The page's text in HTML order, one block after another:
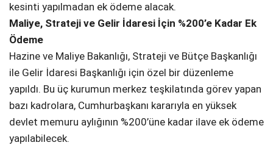
kesinti yapılmadan ek ödeme alacak.
Maliye, Strateji ve Gelir İdaresi İçin %200’e Kadar Ek
Ödeme
Hazine ve Maliye Bakanlığı, Strateji ve Bütçe Başkanlığı
ile Gelir İdaresi Başkanlığı için özel bir düzenleme
yapıldı. Bu üç kurumun merkez teşkilatında görev yapan
bazı kadrolara, Cumhurbaşkanı kararıyla en yüksek
devlet memuru aylığının %200’üne kadar ilave ek ödeme
yapılabilecek.